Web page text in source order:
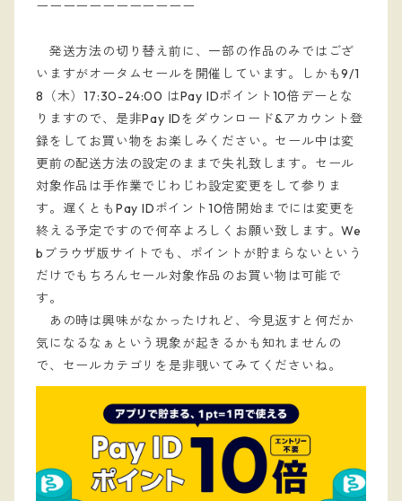
ーーーーーーーーーーーー
発送方法の切り替え前に、一部の作品のみではござ
いますがオータムセールを開催しています。しかも9/1
8（木）17:30-24:00 はPay IDポイント10倍デーとな
りますので、是非Pay IDをダウンロード&アカウント登
録をしてお買い物をお楽しみください。セール中は変
更前の配送方法の設定のままで失礼致します。セール
対象作品は手作業でじわじわ設定変更をして参りま
す。遅くともPay IDポイント10倍開始までには変更を
終える予定ですので何卒よろしくお願い致します。We
bブラウザ版サイトでも、ポイントが貯まらないという
だけでもちろんセール対象作品のお買い物は可能で
す。
あの時は興味がなかったけれど、今見返すと何だか
気になるなぁという現象が起きるかも知れませんの
で、セールカテゴリを是非覗いてみてくださいね。